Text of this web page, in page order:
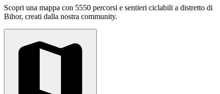
Scopri una mappa con 5550 percorsi e sentieri ciclabili a distretto di
Bihor, creati dalla nostra community.